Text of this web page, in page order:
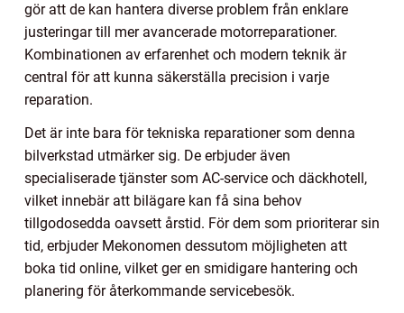
gör att de kan hantera diverse problem från enklare
justeringar till mer avancerade motorreparationer.
Kombinationen av erfarenhet och modern teknik är
central för att kunna säkerställa precision i varje
reparation.
Det är inte bara för tekniska reparationer som denna
bilverkstad utmärker sig. De erbjuder även
specialiserade tjänster som AC-service och däckhotell,
vilket innebär att bilägare kan få sina behov
tillgodosedda oavsett årstid. För dem som prioriterar sin
tid, erbjuder Mekonomen dessutom möjligheten att
boka tid online, vilket ger en smidigare hantering och
planering för återkommande servicebesök.